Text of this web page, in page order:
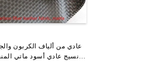
نسيج عادي أسود ماتي
البرتقالي البولي يوريثين
لامع حك الكربون كيفلر